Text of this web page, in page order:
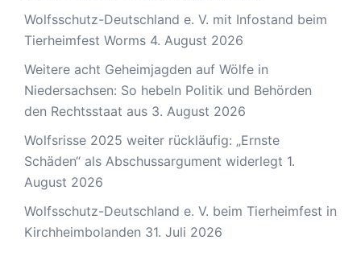
Wolfsschutz-Deutschland e. V. mit Infostand beim
Tierheimfest Worms 4. August 2026
Weitere acht Geheimjagden auf Wölfe in
Niedersachsen: So hebeln Politik und Behörden
den Rechtsstaat aus 3. August 2026
Wolfsrisse 2025 weiter rückläufig: „Ernste
Schäden“ als Abschussargument widerlegt 1.
August 2026
Wolfsschutz-Deutschland e. V. beim Tierheimfest in
Kirchheimbolanden 31. Juli 2026